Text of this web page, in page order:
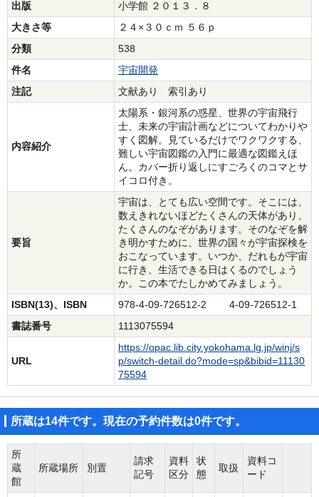
出版
小学館 ２０１３．８
大きさ等
２４×３０ｃｍ ５６ｐ
分類
538
件名
宇宙開発
注記
文献あり 索引あり
内容紹介
太陽系・銀河系の惑星、世界の宇宙飛行
士、未来の宇宙計画などについてわかりや
すく図解。見ているだけでワクワクする、
難しい宇宙図鑑の入門に最適な図鑑えほ
ん。カバー折り返しにすごろくのコマとサ
イコロ付き。
要旨
宇宙は、とても広い空間です。そこには、
数えきれないほどたくさんの天体があり、
たくさんのなぞがあります。そのなぞを解
き明かすために、世界の国々が宇宙探検を
おこなっています。いつか、だれもが宇宙
に行き、生活できる日はくるのでしょう
か。この本でたしかめてみましょう。
ISBN(13)、ISBN
978-4-09-726512-2 4-09-726512-1
書誌番号
1113075594
URL
https://opac.lib.city.yokohama.lg.jp/winj/s
p/switch-detail.do?mode=sp&bibid=11130
75594
所蔵は14件です。現在の予約件数は0件です。
所
蔵
館
所蔵場所 別置
請求
記号
資料
区分
状
態
取扱
資料コ
ード